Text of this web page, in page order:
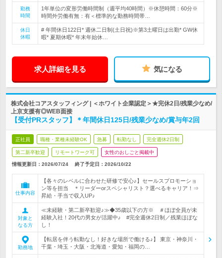
勤務
時間
1年単位の変形労働時間制（週平均40時間）※休憩時間：60分※
時間外労働有無：有＜標準的な勤務時間帯…
休日
休暇
# 年間休日122日* 週休二日制(土日祝)※第3土曜日は出勤* GW休
暇* 夏期休暇* 年末年始休…
求人詳細を見る 気になる
株式会社コアスタッフィング | ＜ホワイト企業認定＞★完休2日/残業少なめ/
上京支援有◎WEB面接
【受付PRスタッフ】＊年間休日125日/残業少なめ/賞与年2回
正社員 職種・業種未経験OK 急募 転勤なし 完全週休2日制
第二新卒歓迎 リモートワーク可 女性のおしごと掲載中
情報更新日：2026/07/24 終了予定日： 2026/10/22
仕事内容
【各々のレベルに合わせた研修で安心♪】セールスプロモーショ
ン等を担当 ＊リーダーorスペシャリスト？選べるキャリア！⇒
昇給・手当で収入UP♪
対象と
なる方
≪未経験・第二新卒歓迎♪≫◆35歳以下の方※ ＃ほぼ全員が未
経験入社！20代の男女が活躍中♪ #完全週休2日制／残業ほぼな
し！
勤務地
【転居を伴う転勤なし！好きな場所で働ける♪】 東京・神奈川・
千葉・埼玉・大阪・北海道・愛知・福岡の…